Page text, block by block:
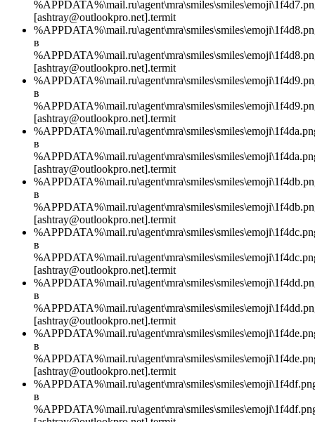
[ashtray@outlookpro.net].termit
в
[ashtray@outlookpro.net].termit
в
[ashtray@outlookpro.net].termit
в
[ashtray@outlookpro.net].termit
в
[ashtray@outlookpro.net].termit
в
[ashtray@outlookpro.net].termit
в
[ashtray@outlookpro.net].termit
в
[ashtray@outlookpro.net].termit
в